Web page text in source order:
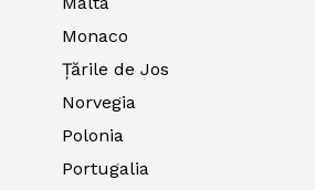
Monaco
Țările de Jos
Norvegia
Polonia
Portugalia